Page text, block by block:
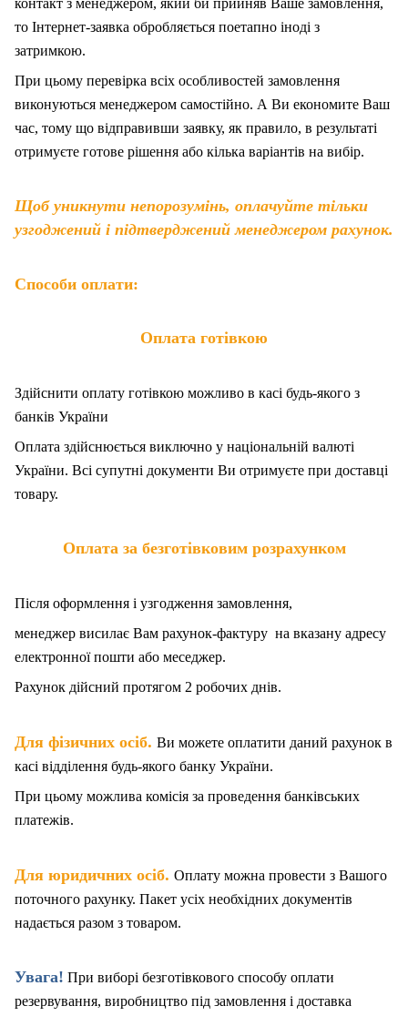
контакт з менеджером, який би прийняв Ваше замовлення,
то Інтернет-заявка обробляється поетапно іноді з
затримкою.
При цьому перевірка всіх особливостей замовлення
виконуються менеджером самостійно. А Ви економите Ваш
час, тому що відправивши заявку, як правило, в результаті
отримуєте готове рішення або кілька варіантів на вибір.
Щоб уникнути непорозумінь, оплачуйте тільки
узгоджений і підтверджений менеджером рахунок.
Способи оплати:
Оплата готівкою
Здійснити оплату готівкою можливо в касі будь-якого з
банків України
Оплата здійснюється виключно у національній валюті
України. Всі супутні документи Ви отримуєте при доставці
товару.
Оплата за безготівковим розрахунком
Після оформлення і узгодження замовлення,
менеджер висилає Вам рахунок-фактуру на вказану адресу
електронної пошти або меседжер.
Рахунок дійсний протягом 2 робочих днів.
Для фізичних осіб. Ви можете оплатити даний рахунок в
касі відділення будь-якого банку України.
При цьому можлива комісія за проведення банківських
платежів.
Для юридичних осіб. Оплату можна провести з Вашого
поточного рахунку. Пакет усіх необхідних документів
надається разом з товаром.
Увага! При виборі безготівкового способу оплати
резервування, виробництво під замовлення і доставка